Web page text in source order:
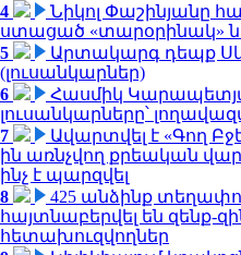
4
Նիկոլ Փաշինյանը
ստացած «տարօրինակ»
5
Արտակարգ դեպք
(լուսանկարներ)
6
Հասմիկ
լուսանկարները՝
7
Ավարտվել է «Գող
ին առնչվող քրեական
ինչ է պարզվել
8
425 անձինք
հայտնաբերվել են զենք-
հետախուզվողներ